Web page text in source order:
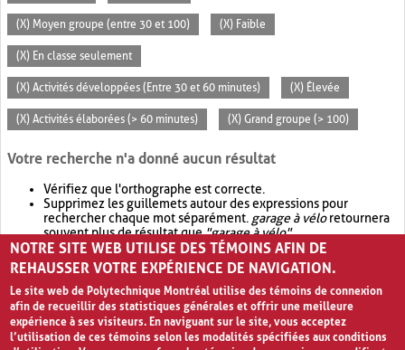
(X) Moyen groupe (entre 30 et 100) (X) Faible
(X) En classe seulement
(X) Activités développées (Entre 30 et 60 minutes) (X) Élevée
(X) Activités élaborées (> 60 minutes) (X) Grand groupe (> 100)
Votre recherche n'a donné aucun résultat
Vérifiez que l'orthographe est correcte.
Supprimez les guillemets autour des expressions pour
rechercher chaque mot séparément. garage à véloretournera
souvent plus de résultat que"garage à vélo".
Envisagez d'élargir votre recherche avec OR.garage OR vélo
retournera souvent plus de résultat quegarage à vélo
NOTRE SITE WEB UTILISE DES TÉMOINS AFIN DE
REHAUSSER VOTRE EXPÉRIENCE DE NAVIGATION.
Le site web de Polytechnique Montréal utilise des témoins de connexion
afin de recueillir des statistiques générales et offrir une meilleure
expérience à ses visiteurs. En naviguant sur le site, vous acceptez
l’utilisation de ces témoins selon les modalités spécifiées aux conditions